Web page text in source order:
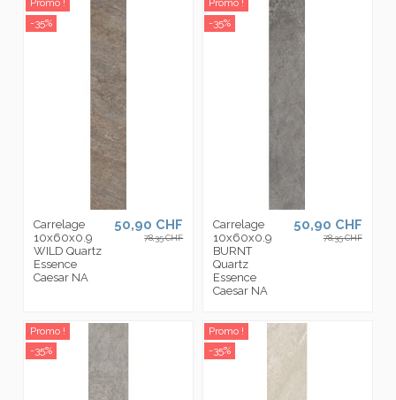
Promo !
-35%
Carrelage
10x60x0.9
WILD Quartz
Essence
Caesar NA
50,90 CHF
78,35 CHF
Promo !
-35%
Carrelage
10x60x0.9
BURNT
Quartz
Essence
Caesar NA
50,90 CHF
78,35 CHF
Promo !
-35%
Promo !
-35%